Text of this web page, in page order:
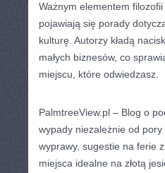
Ważnym elementem
pojawiają się porady
kulturę. Autorzy kładą
małych biznesów, co
miejscu, które odwiedzasz.
PalmtreeView.pl – Blog o
wypady niezależnie od
wyprawy, sugestie na ferie
miejsca idealne na złotą